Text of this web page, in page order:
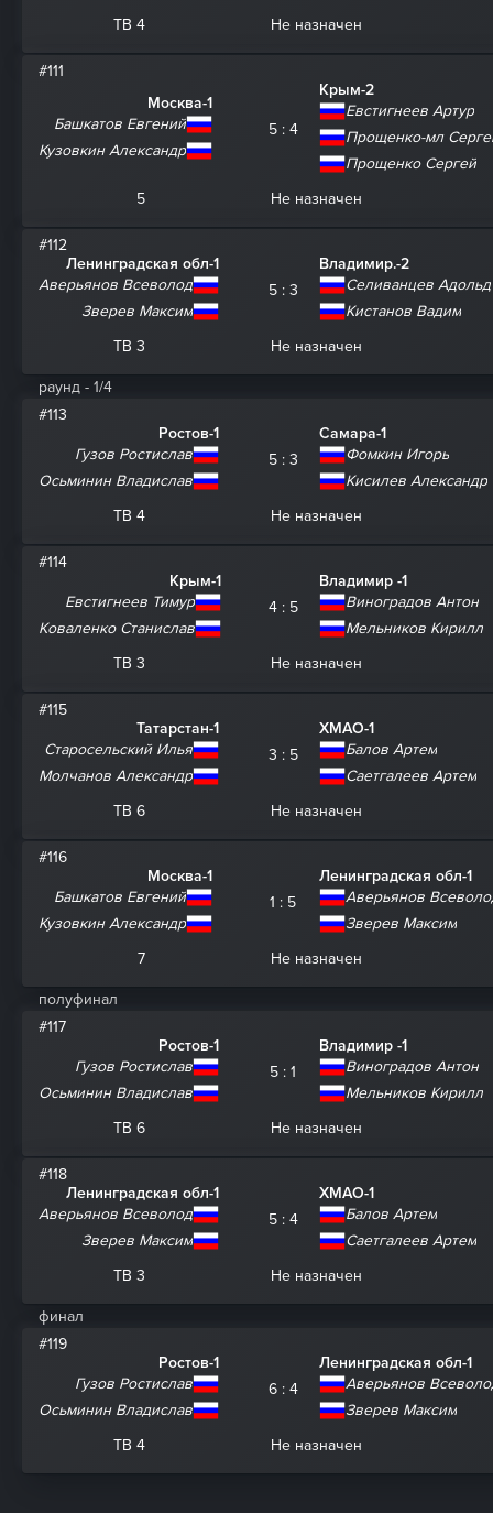
ТВ 4
Не назначен
#111
Москва-1
Башкатов Евгений
Кузовкин Александр
5 : 4
Крым-2
Евстигнеев Артур
Прощенко-мл
Прощенко Сергей
5
Не назначен
#112
Ленинградская обл-1
Аверьянов Всеволод
Зверев Максим
5 : 3
Владимир.-2
Селиванцев Адольд
Кистанов Вадим
ТВ 3
Не назначен
раунд - 1/4
#113
Ростов-1
Гузов Ростислав
Осьминин Владислав
5 : 3
Самара-1
Фомкин Игорь
Кисилев Александр
ТВ 4
Не назначен
#114
Крым-1
Евстигнеев Тимур
Коваленко Станислав
4 : 5
Владимир -1
Виноградов Антон
Мельников Кирилл
ТВ 3
Не назначен
#115
Татарстан-1
Старосельский Илья
Молчанов Александр
3 : 5
ХМАО-1
Балов Артем
Саетгалеев Артем
ТВ 6
Не назначен
#116
Москва-1
Башкатов Евгений
Кузовкин Александр
1 : 5
Ленинградская обл-1
Аверьянов
Зверев Максим
7
Не назначен
полуфинал
#117
Ростов-1
Гузов Ростислав
Осьминин Владислав
5 : 1
Владимир -1
Виноградов Антон
Мельников Кирилл
ТВ 6
Не назначен
#118
Ленинградская обл-1
Аверьянов Всеволод
Зверев Максим
5 : 4
ХМАО-1
Балов Артем
Саетгалеев Артем
ТВ 3
Не назначен
финал
#119
Ростов-1
Гузов Ростислав
Осьминин Владислав
6 : 4
Ленинградская обл-1
Аверьянов
Зверев Максим
ТВ 4
Не назначен